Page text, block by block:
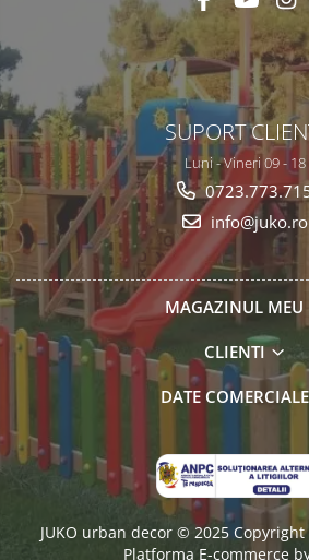
SUPORT
Luni - Vineri 09 - 18
info@juko.ro
MAGAZINUL MEU
CLIENTI
DATE
JUKO urban decor © 2025 Copyright
Platforma E-commerce